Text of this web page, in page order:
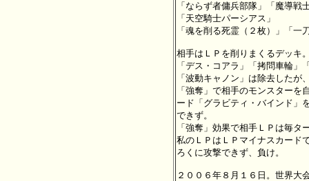
「ならず者傭兵部隊」「魔導戦
「天空騎士パーシアス」
「魂を削る死霊（２枚）」「一
相手はＬＰを削りまくるデッキ
「デス・コアラ」「拷問車輪
「波動キャノン」は除去した
「強奪」で相手のモンスター
ード「グラビティ・バインド」
できず。
「強奪」効果で相手ＬＰは毎タ
私のＬＰはＬＰマイナスカード
ろくに攻撃できず、負け。
２００６年８月１６日。世界大